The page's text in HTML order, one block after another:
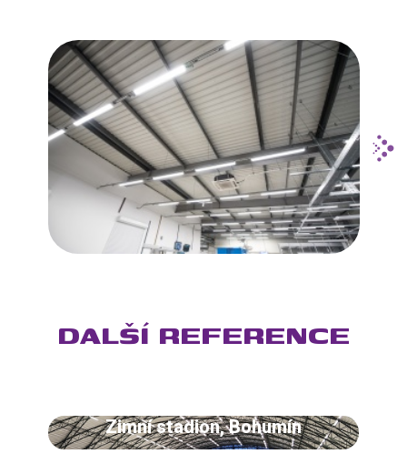
DALŠÍ REFERENCE
Zimní stadion, Bohumín